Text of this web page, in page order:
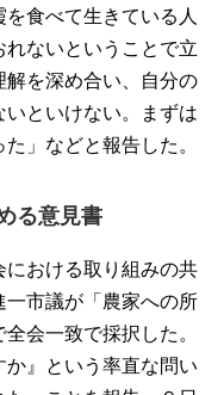
食べて生きている人
ないということで立
を深め合い、自分の
といけない。まずは
」などと報告した。
る意見書
おける取り組みの共
市議が「農家への所
会一致で採択した。
か』という率直な問い